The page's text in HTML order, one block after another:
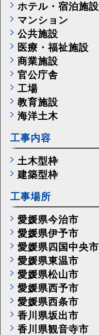
ホテル・宿泊施設
マンション
公共施設
医療・福祉施設
商業施設
官公庁舎
工場
教育施設
海洋土木
工事内容
土木型枠
建築型枠
工事場所
愛媛県今治市
愛媛県伊予市
愛媛県四国中央市
愛媛県東温市
愛媛県松山市
愛媛県西予市
愛媛県西条市
香川県坂出市
香川県観音寺市